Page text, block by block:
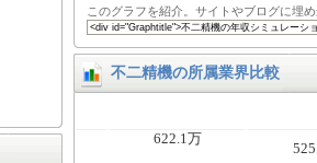
このグラフを紹介。サイトやブログに埋
不二精機の所属業界比較
622.1万